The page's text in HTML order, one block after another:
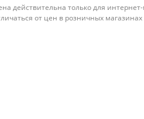
действительна только для
от цен в розничных магазинах